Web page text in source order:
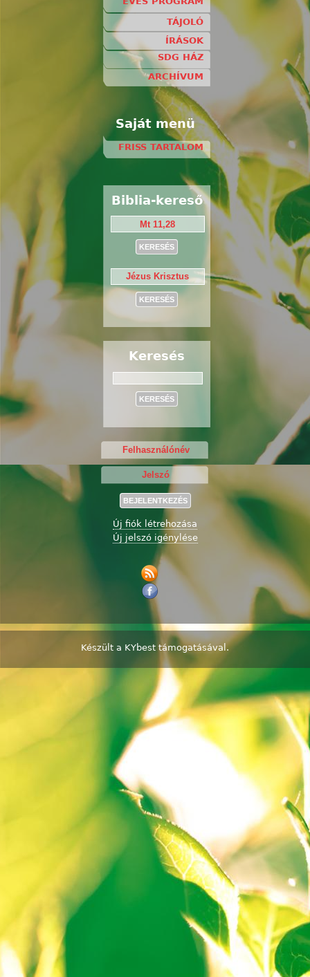
TÁJOLÓ
ÍRÁSOK
SDG HÁZ
ARCHÍVUM
Saját menü
FRISS TARTALOM
Biblia-kereső
Keresés
Új fiók létrehozása
Új jelszó igénylése
Készült a KYbest támogatásával.